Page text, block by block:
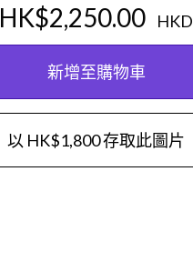
HK$2,250.00 HKD
新增至購物車
以 HK$1,800 存取此圖片